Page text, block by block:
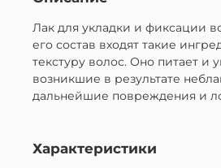
Лак для укладки и фиксации
его состав входят такие
текстуру волос. Оно питает и
возникшие в результате
дальнейшие повреждения и
Характеристики